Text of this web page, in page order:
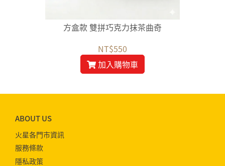
方盒款 雙拼巧克力抹茶曲奇
NT$550
加入購物車
ABOUT US
火星各門市資訊
服務條款
隱私政策